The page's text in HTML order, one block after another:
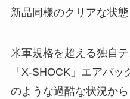
新品同様のクリアな状態
米軍規格を超える独自
「X-SHOCK」エアバ
のような過酷な状況か